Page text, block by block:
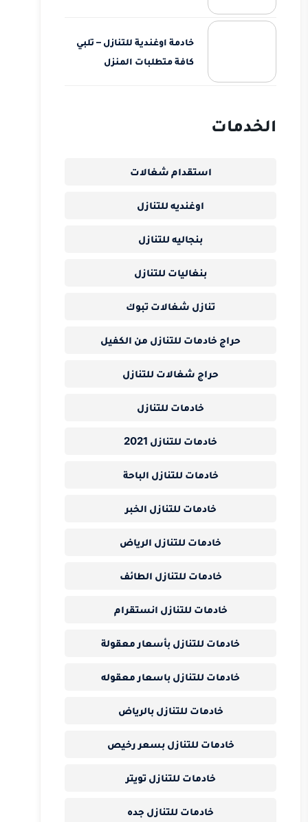
خادمة اوغندية للتنازل – تلبي
كافة متطلبات المنزل
الخدمات
استقدام شغالات
اوغنديه للتنازل
بنجاليه للتنازل
بنغاليات للتنازل
تنازل شغالات تبوك
حراج خادمات للتنازل من الكفيل
حراج شغالات للتنازل
خادمات للتنازل
خادمات للتنازل 2021
خادمات للتنازل الباحة
خادمات للتنازل الخبر
خادمات للتنازل الرياض
خادمات للتنازل الطائف
خادمات للتنازل انستقرام
خادمات للتنازل بأسعار معقولة
خادمات للتنازل باسعار معقوله
خادمات للتنازل بالرياض
خادمات للتنازل بسعر رخيص
خادمات للتنازل تويتر
خادمات للتنازل جده